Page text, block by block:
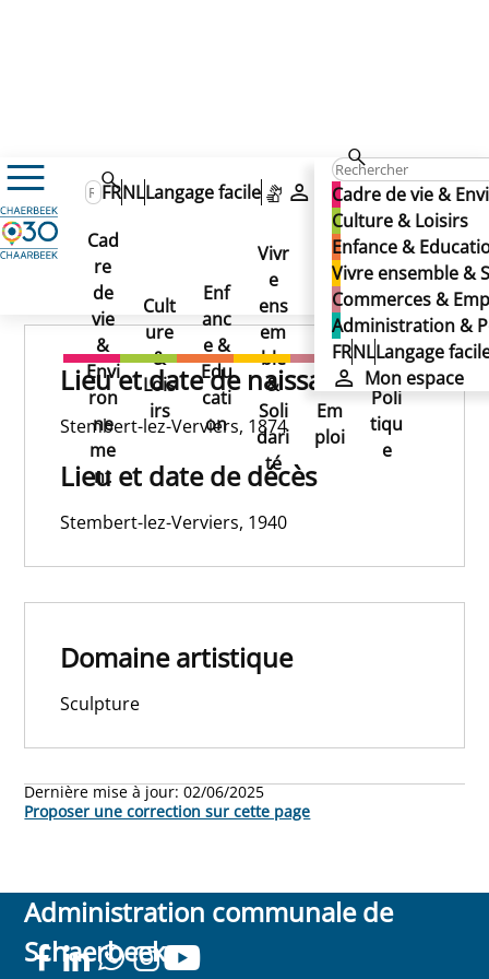
Cadre de vie &
Culture & Loisirs
Enfance &
Vivre ensemble &
Commerces &
Administration &
FRNLLangage
Mon espace
FRNLLangage facile
Mon espace
Cad
re
de
vie
&
Envi
ron
ne
me
nt
Cult
ure
&
Lois
irs
Enf
anc
e &
Edu
cati
on
Vivr
e
ens
em
ble
&
Soli
dari
té
Co
mm
erc
es
&
Em
ploi
Ad
min
istr
atio
n &
Poli
tiqu
e
DUTILLEUX Servais
DUTILLEUX Servais
DUTILLEUX Servais
Publié le 02/06/2025
Lieu et date de naissance
Stembert-lez-Verviers, 1874
Lieu et date de décès
Stembert-lez-Verviers, 1940
Domaine artistique
Sculpture
Dernière mise à jour:02/06/2025
Proposer une correction sur cette page
Administration communale de
Schaerbeek